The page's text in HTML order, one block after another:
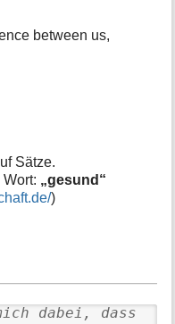
between us,
Sätze.
„gesund“
)
dabei, dass